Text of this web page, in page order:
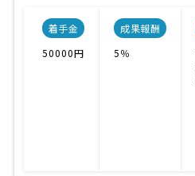
着手金
50000円
成果報酬
5％